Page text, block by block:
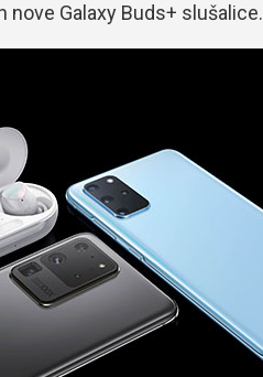
nove Galaxy Buds+ slušalice.